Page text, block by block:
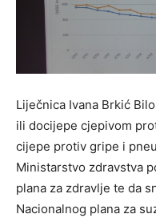
Liječnica Ivana Brkić
ili docijepe cjepivom
cijepe protiv gripe i
Ministarstvo zdravstva
plana za zdravlje te da
Nacionalnog plana za